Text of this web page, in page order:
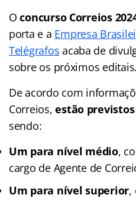
Oconcurso Correios
porta e a Empresa
Telégrafos acaba de
sobre os próximos editais.
De acordo com
Correios,estão
sendo:
Um para nível médio,
cargo de Agente de
Um para nível superior,